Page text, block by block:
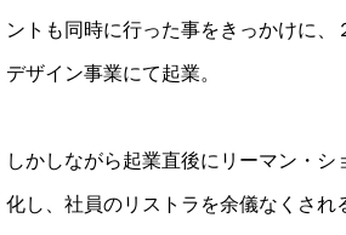
ントも同時に行った事をきっかけに、
デザイン事業にて起業。
しかしながら起業直後にリーマン・シ
化し、社員のリストラを余儀なくされ